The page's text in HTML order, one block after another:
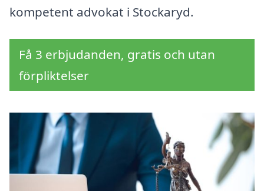
kompetent advokat i Stockaryd.
Få 3 erbjudanden, gratis och utan
förpliktelser